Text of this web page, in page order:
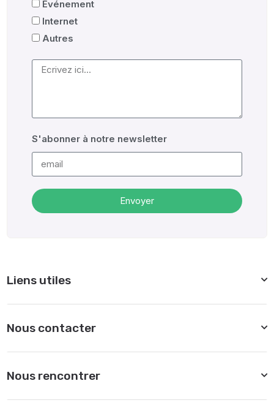
Événement
Internet
Autres
S'abonner à notre newsletter
Envoyer
Liens utiles
Nous contacter
Nous rencontrer